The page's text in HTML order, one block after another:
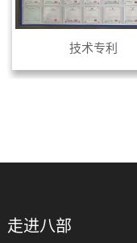
技术专利
走进八部